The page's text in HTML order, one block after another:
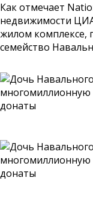
Как отмечает
недвижимости
жилом комплексе,
семейство